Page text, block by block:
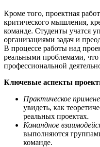
Кроме того, проектная
критического мышления,
команде. Студенты учатся
организациями задач и
В процессе работы над
реальными проблемами,
профессиональной
Ключевые аспекты
Практическое
увидеть, как
реальных проектах.
Командное
выполняются
команде.